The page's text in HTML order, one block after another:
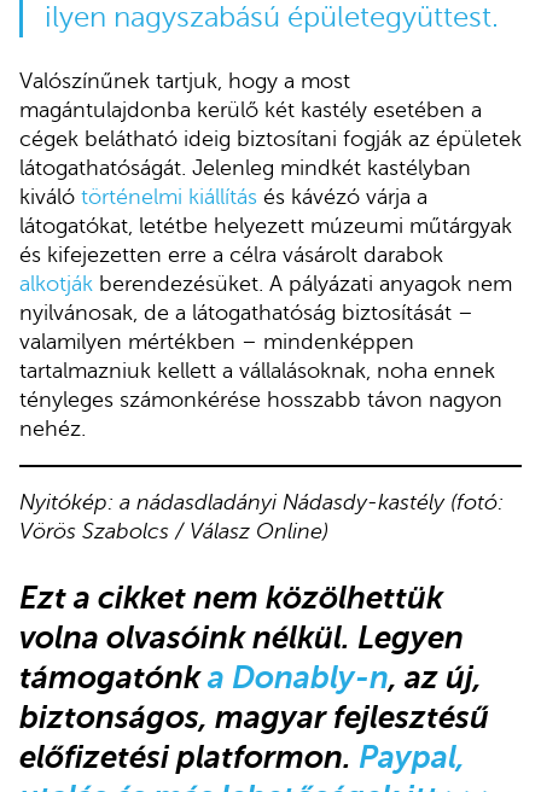
ilyen nagyszabású épületegyüttest.
Valószínűnek tartjuk, hogy a most
magántulajdonba kerülő két kastély esetében a
cégek belátható ideig biztosítani fogják az épületek
látogathatóságát. Jelenleg mindkét kastélyban
kiváló történelmi kiállítás és kávézó várja a
látogatókat, letétbe helyezett múzeumi műtárgyak
és kifejezetten erre a célra vásárolt darabok
alkotják berendezésüket. A pályázati anyagok nem
nyilvánosak, de a látogathatóság biztosítását –
valamilyen mértékben – mindenképpen
tartalmazniuk kellett a vállalásoknak, noha ennek
tényleges számonkérése hosszabb távon nagyon
nehéz.
Nyitókép: a nádasdladányi Nádasdy-kastély (fotó:
Vörös Szabolcs / Válasz Online)
Ezt a cikket nem közölhettük
volna olvasóink nélkül. Legyen
támogatónka Donably-n, az új,
biztonságos, magyar fejlesztésű
előfizetési platformon. Paypal,